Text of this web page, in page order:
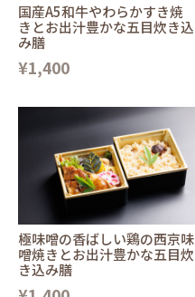
国産A5和牛やわらかすき焼
きとお出汁豊かな五目炊き込
み膳
¥1,400
極味噌の香ばしい鶏の西京味
噌焼きとお出汁豊かな五目炊
き込み膳